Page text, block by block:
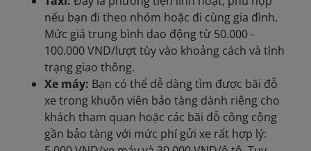
nếu bạn đi theo nhóm hoặc đi cùng gia đình.
Mức giá trung bình dao động từ 50.000 -
100.000 VND/lượt tùy vào khoảng cách và tình
trạng giao thông.
Xe máy: Bạn có thể dễ dàng tìm được bãi đỗ
xe trong khuôn viên bảo tàng dành riêng cho
khách tham quan hoặc các bãi đỗ công cộng
gần bảo tàng với mức phí gửi xe rất hợp lý: